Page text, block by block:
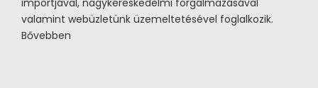
importjával, nagykereskedelmi forgalmazásával
valamint webüzletünk üzemeltetésével foglalkozik.
Bővebben